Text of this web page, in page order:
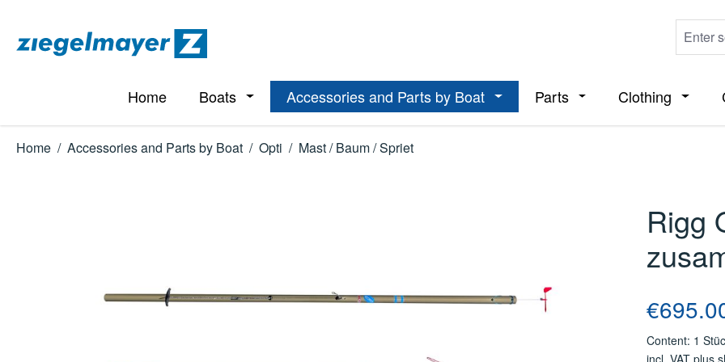
Home Boats Open or close the dropdown menu from the category Boats
Accessories and Parts by Boat Open or close the dropdown menu from
Parts Open or close the
Clothing Open
Home / Accessories and Parts by Boat / Opti / Mast / Baum / Spriet
Rigg
Regular
Content: 1
incl. VAT plus